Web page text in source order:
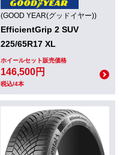
(GOOD YEAR(グッドイヤー))
EfficientGrip 2 SUV
225/65R17 XL
ホイールセット販売価格
146,500円
税込/4本